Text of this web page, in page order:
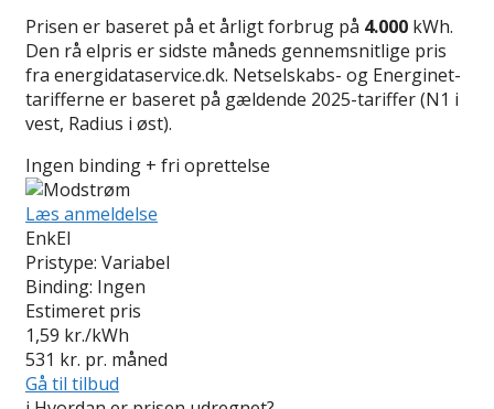
Prisen er baseret på et årligt forbrug på 4.000 kWh.
Den rå elpris er sidste måneds gennemsnitlige pris
fra energidataservice.dk. Netselskabs- og Energinet-
tarifferne er baseret på gældende 2025-tariffer (N1 i
vest, Radius i øst).
Ingen binding + fri oprettelse
Læs anmeldelse
EnkEl
Pristype: Variabel
Binding: Ingen
Estimeret pris
1,59 kr./kWh
531 kr. pr. måned
Gå til tilbud